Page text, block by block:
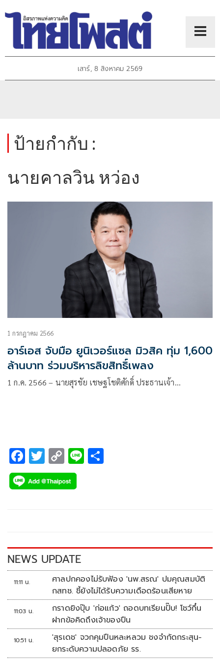
เสาร์, 8 สิงหาคม 2569
ป้ายกำกับ :
นายคาลวิน หว่อง
1 กรกฎาคม 2566
อาร์เอส จับมือ ยูนิเวอร์แซล มิวสิค ทุ่ม 1,600
ล้านบาท ร่วมบริหารลิขสิทธิ์เพลง
1 ก.ค. 2566 – นายสุรชัย เชษฐโชติศักดิ์ ประธานเจ้า…
F
ac
e
k
T
wi
tt
C
o
p
k
Li
NEWS UPDATE
11:11 น.
ศาลปกคองไม่รับฟ้อง 'นพ.สรณ' ปมคุณสมบัติ
กสทช. ชี้ยังไม่ได้รับความเดือดร้อนเสียหาย
11:03 น.
กราดยิงปุ๊บ 'ก่อแก้ว' ถอดบทเรียนปั๊บ! โชว์กึ๋น
ฝากข้อคิดถึงเจ้าของปืน
10:51 น.
'สุรเดช' จวกคุมปืนหละหลวม ชงจำกัดกระสุน-
ยกระดับความปลอดภัย รร.